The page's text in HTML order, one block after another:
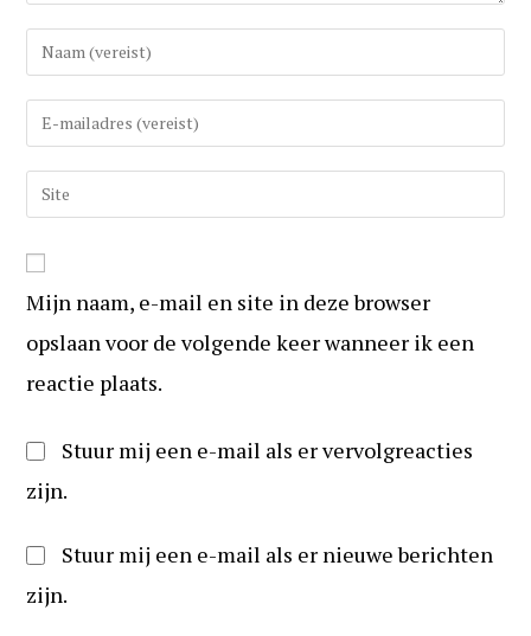
Vul
uw
(gebruikers)naam
Vul
uw
e-
mail
om
te
reageren
Vul
uw
URL
in
(optioneel)
Mijn naam, e-mail en site in deze browser
opslaan voor de volgende keer wanneer ik een
reactie plaats.
Stuur mij een e-mail als er vervolgreacties
zijn.
Stuur mij een e-mail als er nieuwe berichten
zijn.